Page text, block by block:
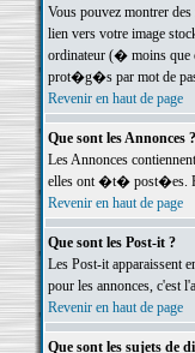
Vous pouvez montrer
lien vers votre image
ordinateur (� moins que
prot�g�s par mot de
Revenir en haut de page
Que sont les Annonces ?
Les Annonces
elles ont �t� post�es.
Revenir en haut de page
Que sont les Post-it ?
Les Post-it apparaissent
pour les annonces, c'est
Revenir en haut de page
Que sont les sujets de